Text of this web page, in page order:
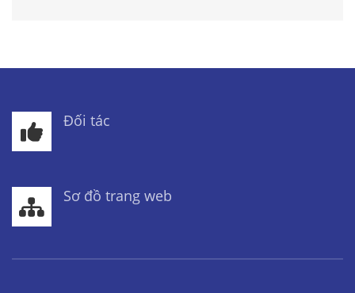
Đối tác
Sơ đồ trang web